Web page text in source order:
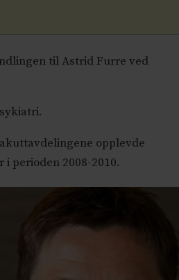
til Astrid Furre ved
opplevde
perioden 2008-2010.